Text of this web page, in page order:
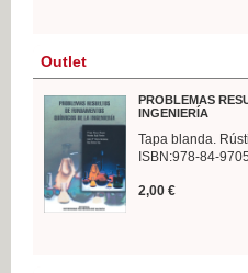
Outlet
PROBLEMAS
INGENIERÍA
Tapa blanda.
ISBN:978-84-
2,00 €